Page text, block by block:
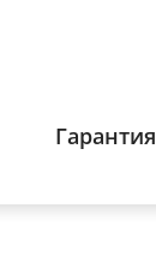
Гарантия